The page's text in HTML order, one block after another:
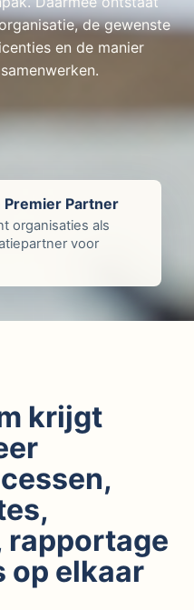
de gewenste
en de manier
Partner
organisaties als
voor
krijgt
op elkaar